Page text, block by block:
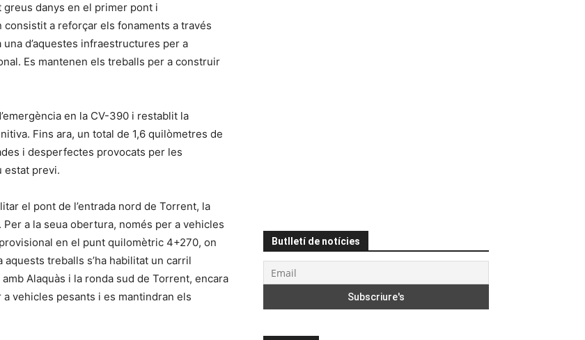
greus danys en el primer pont i
consistit a reforçar els fonaments a través
d’aquestes infraestructures per a
Es mantenen els treballs per a construir
en la CV-390 i restablit la
Fins ara, un total de 1,6 quilòmetres de
i desperfectes provocats per les
estat previ.
el pont de l’entrada nord de Torrent, la
a la seua obertura, només per a vehicles
en el punt quilomètric 4+270, on
aquests treballs s’ha habilitat un carril
Alaquàs i la ronda sud de Torrent, encara
vehicles pesants i es mantindran els
Butlletí de notícies